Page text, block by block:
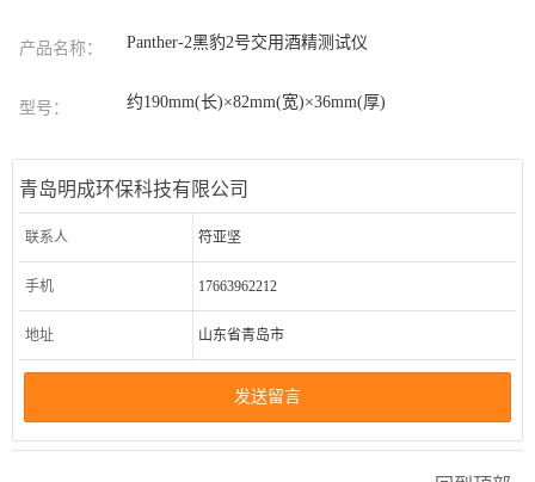
产品名称： Panther-2黑豹2号交用酒精测试仪
型号： 约190mm(长)×82mm(宽)×36mm(厚)
青岛明成环保科技有限公司
联系人 符亚坚
手机 17663962212
地址 山东省青岛市
发送留言